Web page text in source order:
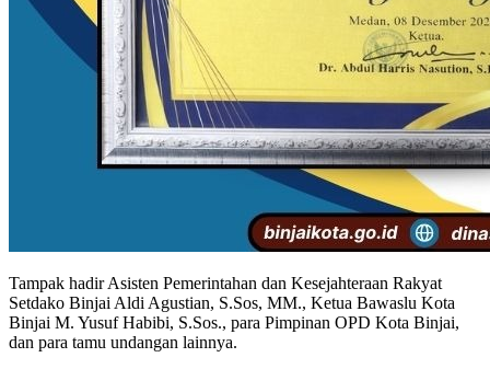
Tampak hadir Asisten Pemerintahan dan Kesejahteraan Rakyat
Setdako Binjai Aldi Agustian, S.Sos, MM., Ketua Bawaslu Kota
Binjai M. Yusuf Habibi, S.Sos., para Pimpinan OPD Kota Binjai,
dan para tamu undangan lainnya.